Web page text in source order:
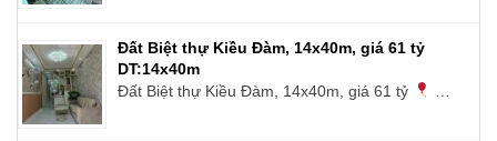
Đất Biệt thự Kiều Đàm, 14x40m, giá 61 tỷ
DT:14x40m
Đất Biệt thự Kiều Đàm, 14x40m, giá 61 tỷ